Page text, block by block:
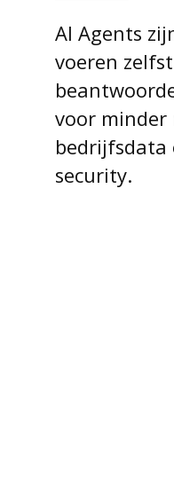
AI Agents
voeren
voor
bedrijfsdata
security.